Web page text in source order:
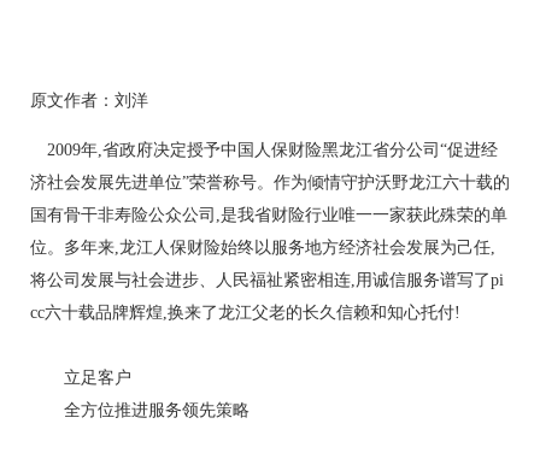
原文作者：刘洋
2009年,省政府决定授予中国人保财险黑龙江省分公司“促进经
济社会发展先进单位”荣誉称号。作为倾情守护沃野龙江六十载的
国有骨干非寿险公众公司,是我省财险行业唯一一家获此殊荣的单
位。多年来,龙江人保财险始终以服务地方经济社会发展为己任,
将公司发展与社会进步、人民福祉紧密相连,用诚信服务谱写了pi
cc六十载品牌辉煌,换来了龙江父老的长久信赖和知心托付!
立足客户
全方位推进服务领先策略